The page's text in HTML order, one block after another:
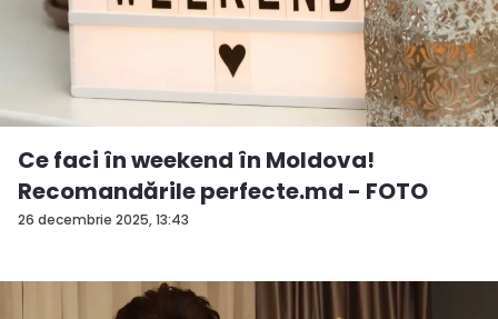
26 decembrie 2025, 13:43
Ce faci în weekend în Moldova!
Recomandările perfecte.md - FOTO